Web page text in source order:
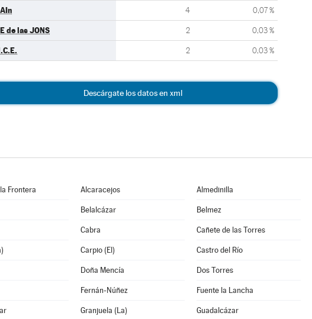
4 0,07 %
de las JONS 2 0,03 %
2 0,03 %
Descárgate los datos en xml
Frontera Alcaracejos Almedinilla
Belalcázar Belmez
Cabra Cañete de las Torres
Carpio (El) Castro del Río
Doña Mencía Dos Torres
Fernán-Núñez Fuente la Lancha
Granjuela (La) Guadalcázar